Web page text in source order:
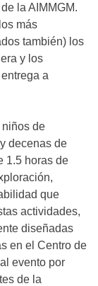
la AIMMGM.
más
también) los
y los
a
niños de
decenas de
1.5 horas de
que
actividades,
diseñadas
en el Centro de
evento por
de la